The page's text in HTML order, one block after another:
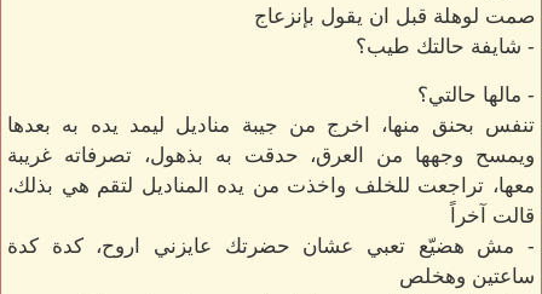
صمت لوهلة قبل ان يقول بإنزعاج
- شايفة حالتك طيب؟
- مالها حالتي؟
تنفس بحنق منها، اخرج من جيبة مناديل ليمد يده به بعدها
ويمسح وجهها من العرق، حدقت به بذهول، تصرفاته غريبة
معها، تراجعت للخلف واخذت من يده المناديل لتقم هي بذلك،
قالت آخراً
- مش هضيّع تعبي عشان حضرتك عايزني اروح، كدة كدة
ساعتين وهخلص